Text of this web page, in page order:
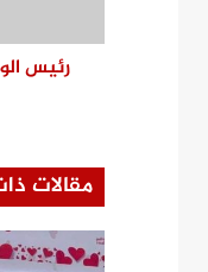
رئيس
مقالات